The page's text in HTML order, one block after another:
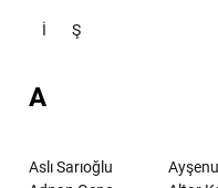
İ Ş
A
Aslı Sarıoğlu